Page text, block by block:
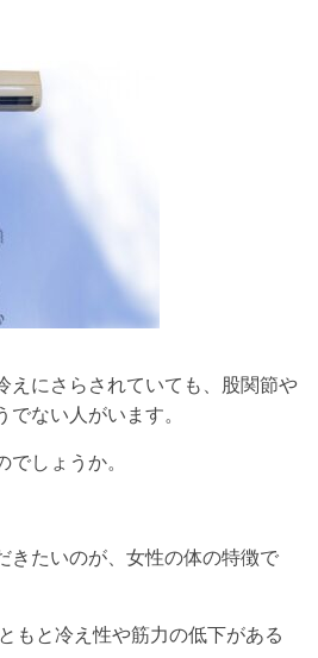
えにさらされていても、股関節や
ない人がいます。
しょうか。
きたいのが、女性の体の特徴で
もと冷え性や筋力の低下がある